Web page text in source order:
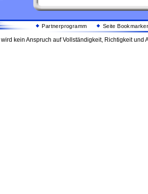
Partnerprogramm Seite
wird kein Anspruch auf Vollständigkeit, Richtigkeit